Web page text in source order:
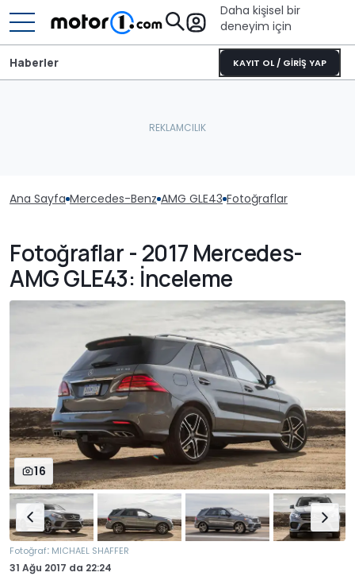
Daha kişisel bir
deneyim için
KAYIT OL / GİRİŞ YAP
Haberler
Ana Sayfa Mercedes-Benz AMG GLE43 Fotoğraflar
Fotoğraflar - 2017 Mercedes-
AMG GLE43: İnceleme
16
Fotoğraf: MICHAEL SHAFFER
31 Ağu 2017 da 22:24